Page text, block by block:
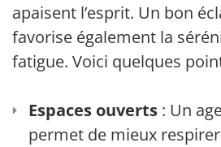
apaisent l’esprit. Un bon
favorise également la
fatigue. Voici quelques
Espaces ouverts : Un
permet de mieux